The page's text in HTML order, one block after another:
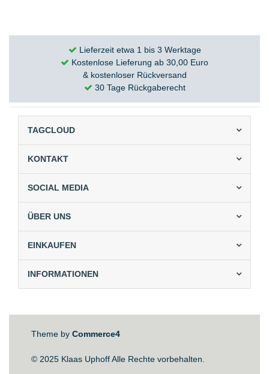
Lieferzeit etwa 1 bis 3 Werktage
Kostenlose Lieferung ab 30,00 Euro
& kostenloser Rückversand
30 Tage Rückgaberecht
TAGCLOUD
KONTAKT
SOCIAL MEDIA
ÜBER UNS
EINKAUFEN
INFORMATIONEN
Theme by Commerce4
© 2025 Klaas Uphoff Alle Rechte vorbehalten.